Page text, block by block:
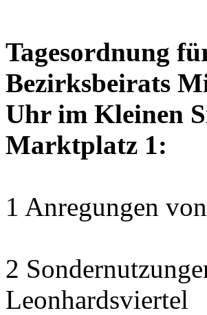
Tagesordnung
Bezirksbeirats
Uhr im Kleinen
Marktplatz 1:
1 Anregungen
2
Leonhardsviertel